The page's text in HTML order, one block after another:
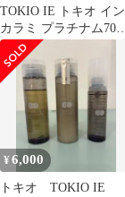
TOKIO IE トキオ イン
カラミ プラチナム700
セット
¥6,000
トキオ TOKIO IE